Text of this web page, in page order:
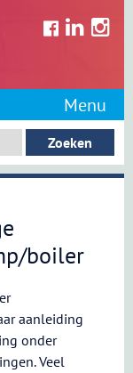
Menu
boiler
aanleiding
onder
Veel